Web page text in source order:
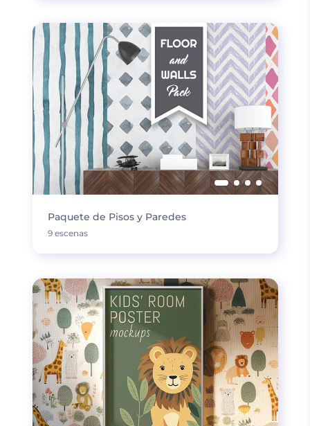
Paquete de Pisos y Paredes
9 escenas